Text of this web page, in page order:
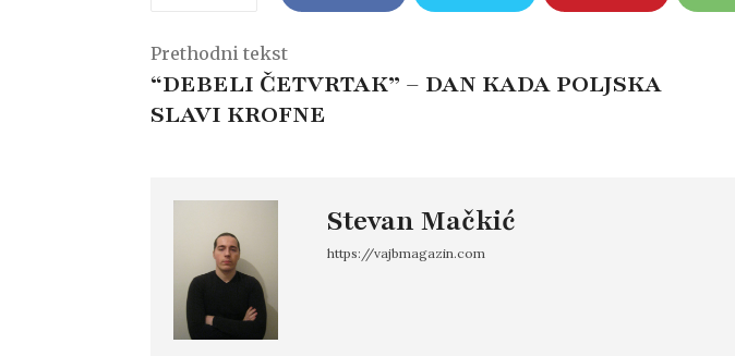
Prethodni tekst
“DEBELI ČETVRTAK” – DAN KADA POLJSKA
SLAVI KROFNE
Stevan Mačkić
https://vajbmagazin.com